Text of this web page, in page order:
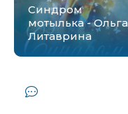
Синдром
мотылька - Ольга
Литаврина